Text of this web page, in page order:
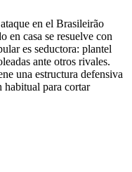
en el Brasileirão
en casa se resuelve con
es seductora: plantel
ante otros rivales.
una estructura defensiva
habitual para cortar